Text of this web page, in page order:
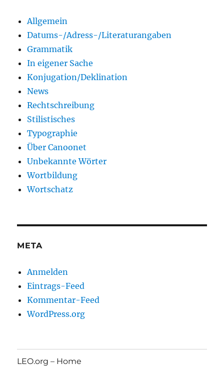
Allgemein
Datums-/Adress-/Literaturangaben
Grammatik
In eigener Sache
Konjugation/Deklination
News
Rechtschreibung
Stilistisches
Typographie
Über Canoonet
Unbekannte Wörter
Wortbildung
Wortschatz
META
Anmelden
Eintrags-Feed
Kommentar-Feed
WordPress.org
LEO.org – Home